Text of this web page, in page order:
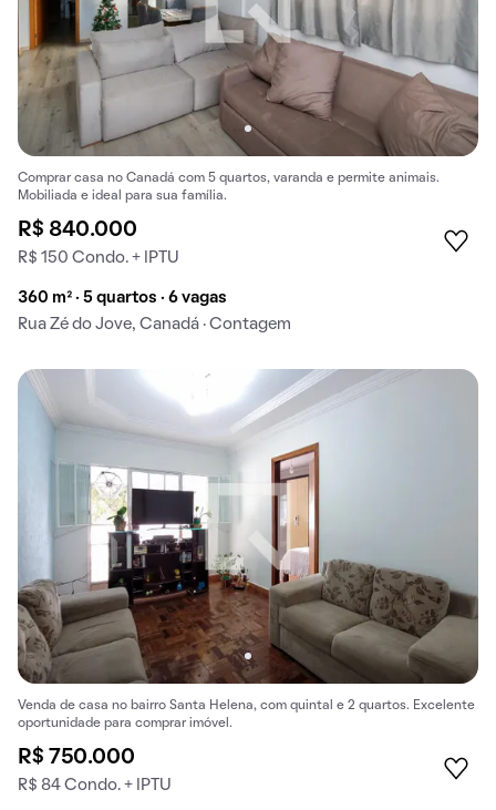
Comprar casa no Canadá com 5 quartos, varanda e permite animais.
Mobiliada e ideal para sua família.
R$ 840.000
R$ 150 Condo. + IPTU
360 m² · 5 quartos · 6 vagas
Rua Zé do Jove, Canadá · Contagem
Venda de casa no bairro Santa Helena, com quintal e 2 quartos. Excelente
oportunidade para comprar imóvel.
R$ 750.000
R$ 84 Condo. + IPTU